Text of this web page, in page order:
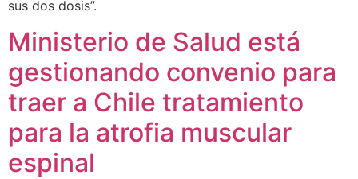
sus dos dosis”.
Ministerio de Salud está
gestionando convenio para
traer a Chile tratamiento
para la atrofia muscular
espinal